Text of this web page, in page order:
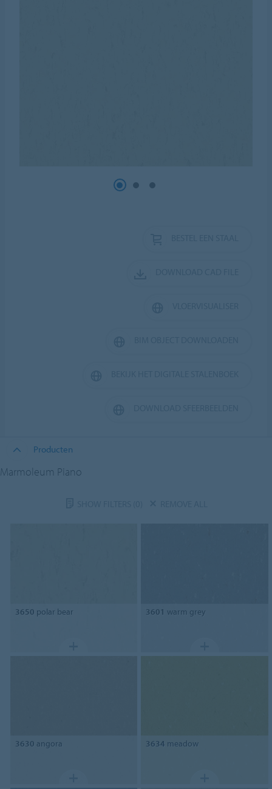
Producten
Marmoleum Piano
3650 polar bear 3601 warm grey
3630 angora 3634 meadow